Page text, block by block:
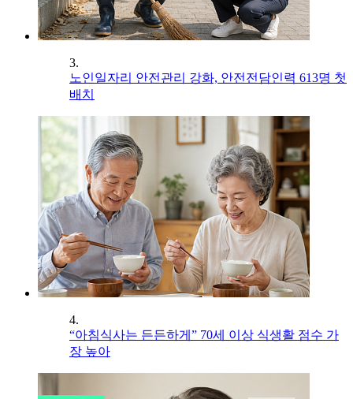
3.
노인일자리 안전관리 강화, 안전전담인력 613명 첫
배치
4.
“아침식사는 든든하게” 70세 이상 식생활 점수 가
장 높아